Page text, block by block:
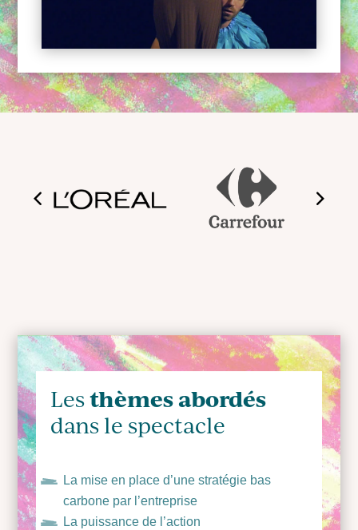
Lesthèmes abordés
dans le spectacle
La mise en place d’une stratégie bas
carbone par l’entreprise
La puissance de l’action